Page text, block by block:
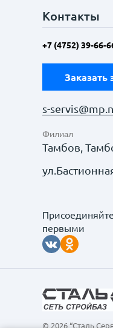
Контакты
+7 (4752) 39-66-
Заказать
s-
Филиал
Тамбов,
первыми
© 2026 “Сталь